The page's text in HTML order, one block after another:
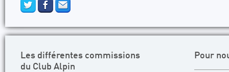
Les différentes commissions
du Club Alpin
Pour